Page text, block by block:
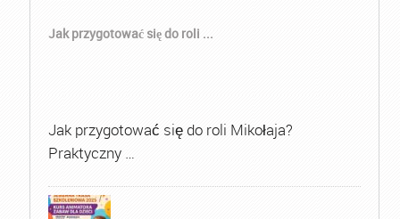
Jak przygotować się do roli ...
Jak przygotować się do roli Mikołaja?
Praktyczny …